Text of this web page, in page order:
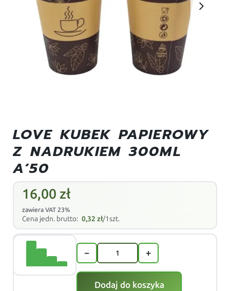
LOVE KUBEK PAPIEROWY
Z NADRUKIEM 300ML
A’50
16,00 zł
zawiera VAT 23%
Cena jedn. brutto: 0,32zł/1szt.
− +
Dodaj do koszyka